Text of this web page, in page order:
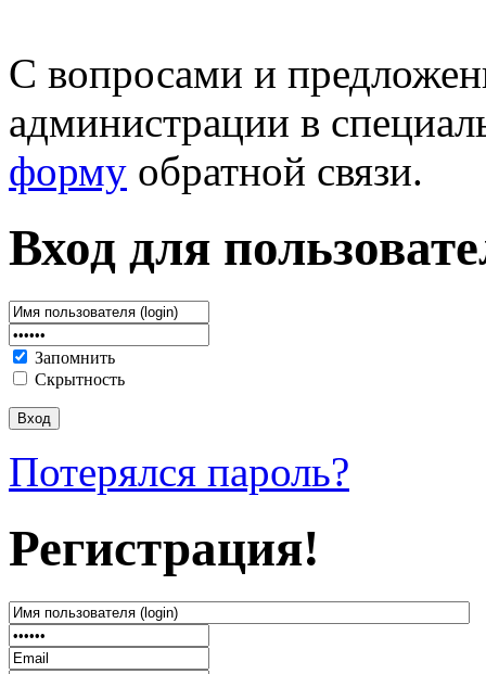
С вопросами и
администрации в
форму обратной связи.
Вход для
Запомнить
Скрытность
Потерялся пароль?
Регистрация!